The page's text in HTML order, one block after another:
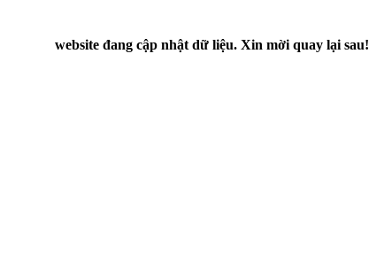
website đang cập nhật dữ liệu. Xin mời quay lại sau!